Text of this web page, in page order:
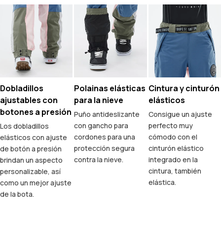
Dobladillos
ajustables con
botones a presión
Los dobladillos
elásticos con ajuste
de botón a presión
brindan un aspecto
personalizable, así
como un mejor ajuste
de la bota.
Polainas elásticas
para la nieve
Puño antideslizante
con gancho para
cordones para una
protección segura
contra la nieve.
Cintura y cinturón
elásticos
Consigue un ajuste
perfecto muy
cómodo con el
cinturón elástico
integrado en la
cintura, también
elástica.